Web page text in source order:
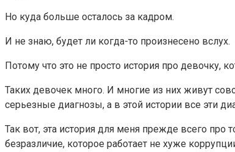
Но куда больше осталось за кадром.
И не знаю, будет ли когда-то произнесено вслух.
Потому что это не просто история про девочку,
Таких девочек много. И многие из них живут
серьезные диагнозы, а в этой истории все эти
Так вот, эта история для меня прежде всего про
безразличие, которое работает не хуже